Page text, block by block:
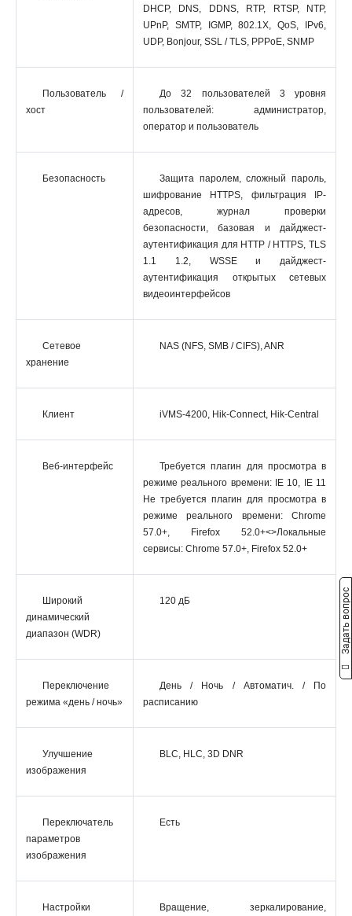
DHCP, DNS, DDNS, RTP, RTSP, NTP,
UPnP, SMTP, IGMP, 802.1X, QoS, IPv6,
UDP, Bonjour, SSL / TLS, PPPoE, SNMP
Пользователь /
хост
До 32 пользователей 3 уровня
пользователей: администратор,
оператор и пользователь
Безопасность
Защита паролем, сложный пароль,
шифрование HTTPS, фильтрация IP-
адресов, журнал проверки
безопасности, базовая и дайджест-
аутентификация для HTTP / HTTPS, TLS
1.1 1.2, WSSE и дайджест-
аутентификация открытых сетевых
видеоинтерфейсов
Сетевое
хранение
NAS (NFS, SMB / CIFS), ANR
Клиент iVMS-4200, Hik-Connect, Hik-Central
Веб-интерфейс
Требуется плагин для просмотра в
режиме реального времени: IE 10, IE 11
Не требуется плагин для просмотра в
режиме реального времени: Chrome
57.0+, Firefox 52.0+<>Локальные
сервисы: Chrome 57.0+, Firefox 52.0+
Широкий
динамический
диапазон (WDR)
120 дБ
Переключение
режима «день / ночь»
День / Ночь / Автоматич. / По
расписанию
Улучшение
изображения
BLC, HLC, 3D DNR
Переключатель
параметров
изображения
Есть
Настройки
Вращение, зеркалирование,
Задать вопрос